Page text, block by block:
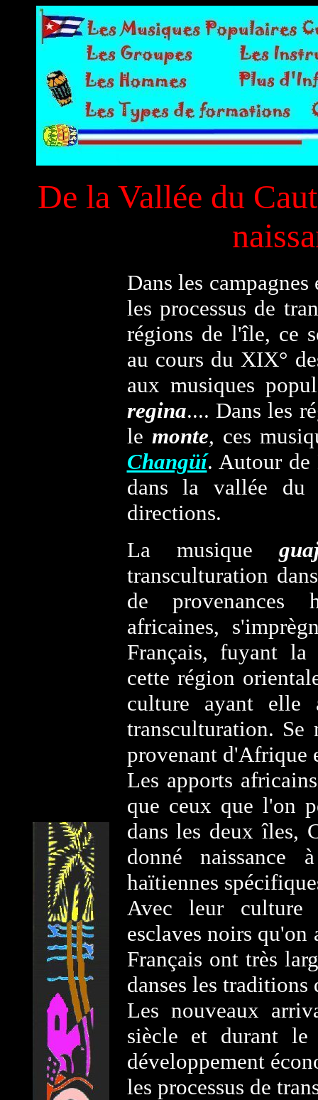
De la Vallée du
Dans les
les processus de
régions de l'île, ce
au cours du XIX°
aux musiques
regina.... Dans les
le monte, ces
Changüí. Autour de
dans la vallée du
directions.
La musique
transculturation
de provenances
africaines,
Français, fuyant la
cette région
culture ayant elle
transculturation.
provenant d'Afrique
Les apports
que ceux que l'on
dans les deux îles,
donné naissance
haïtiennes
Avec leur culture
esclaves noirs qu'on
Français ont très
danses les traditions
Les nouveaux
siècle et durant
développement
les processus de